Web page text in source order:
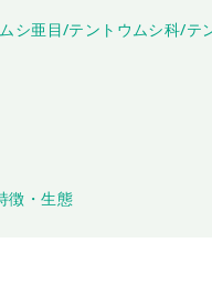
シ亜目/テントウムシ科/テ
徴・生態